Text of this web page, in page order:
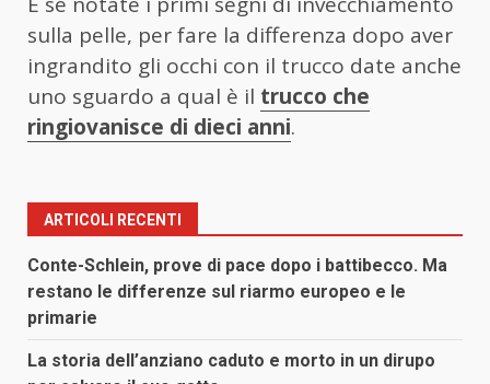
sulla pelle, per fare la differenza dopo aver
ingrandito gli occhi con il trucco date anche
uno sguardo a qual è il trucco che
ringiovanisce di dieci anni.
ARTICOLI RECENTI
Conte-Schlein, prove di pace dopo i battibecco. Ma
restano le differenze sul riarmo europeo e le
primarie
La storia dell’anziano caduto e morto in un dirupo